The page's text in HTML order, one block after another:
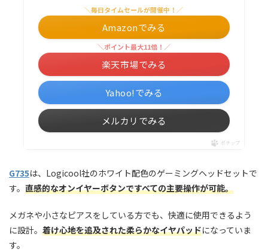
＼毎日タイムセールが開催中！／
Amazonでみる
＼ポイント最大11倍！／
楽天市場でみる
Yahoo!でみる
メルカリでみる
ポチップ
G735は、Logicool社のホワイト配色のゲーミングヘッドセットで
す。 直感的なオンイヤーボタンですべての主要操作が可能。
メガネや小さなピアスをしている方でも、快適に使用できるよう
に設計。 着け心地を追及された柔らかなイヤパッドになっていま
す。